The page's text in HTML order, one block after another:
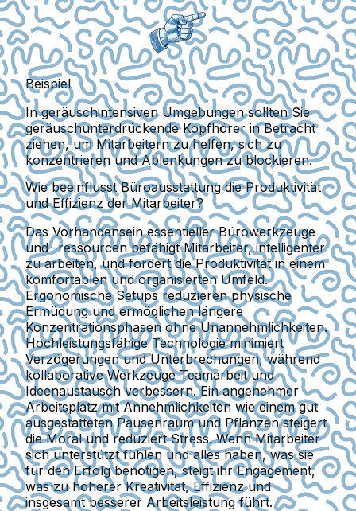
Beispiel
In geräuschintensiven Umgebungen sollten Sie
geräuschunterdrückende Kopfhörer in Betracht
ziehen, um Mitarbeitern zu helfen, sich zu
konzentrieren und Ablenkungen zu blockieren.
Wie beeinflusst Büroausstattung die Produktivität
und Effizienz der Mitarbeiter?
Das Vorhandensein essentieller Bürowerkzeuge
und -ressourcen befähigt Mitarbeiter, intelligenter
zu arbeiten, und fördert die Produktivität in einem
komfortablen und organisierten Umfeld.
Ergonomische Setups reduzieren physische
Ermüdung und ermöglichen längere
Konzentrationsphasen ohne Unannehmlichkeiten.
Hochleistungsfähige Technologie minimiert
Verzögerungen und Unterbrechungen, während
kollaborative Werkzeuge Teamarbeit und
Ideenaustausch verbessern. Ein angenehmer
Arbeitsplatz mit Annehmlichkeiten wie einem gut
ausgestatteten Pausenraum und Pflanzen steigert
die Moral und reduziert Stress. Wenn Mitarbeiter
sich unterstützt fühlen und alles haben, was sie
für den Erfolg benötigen, steigt ihr Engagement,
was zu höherer Kreativität, Effizienz und
insgesamt besserer Arbeitsleistung führt.